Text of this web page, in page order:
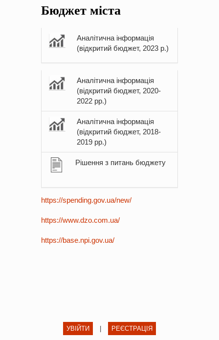
на період 2018 – 2020 роки Оголошення про збір ідей
проектів
Бюджет міста
Аналітична інформація
(відкритий бюджет, 2023 р.)
Аналітична інформація
(відкритий бюджет, 2020-
2022 рр.)
Аналітична інформація
(відкритий бюджет, 2018-
2019 рр.)
Рішення з питань бюджету
https://spending.gov.ua/new/
https://www.dzo.com.ua/
https://base.npi.gov.ua/
УВІЙТИ РЕЄСТРАЦІЯ